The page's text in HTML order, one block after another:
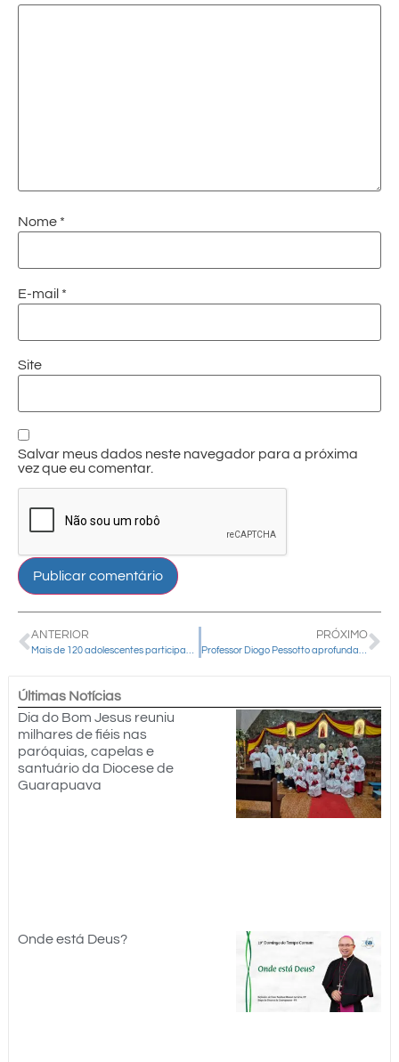
Nome *
E-mail *
Site
Salvar meus dados neste navegador para a próxima
vez que eu comentar.
ANTERIOR
Mais de 120 adolescentes participam do 4º Acampamento FAC Colo de Maria
PRÓXIMO
Professor Diogo Pessotto aprofunda temas eclesiais durante Encontro de Formação do Clero da Diocese de Guarapuava
Últimas Notícias
Dia do Bom Jesus reuniu
milhares de fiéis nas
paróquias, capelas e
santuário da Diocese de
Guarapuava
Onde está Deus?